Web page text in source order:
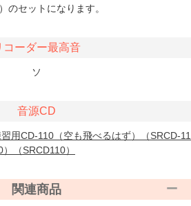
のセットになります。
コーダー最高音
ソ
音源CD
用CD-110（空も飛べるはず）（SRCD-11
）（SRCD110）
関連商品